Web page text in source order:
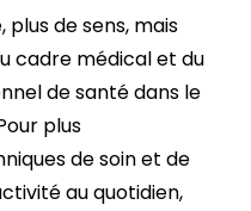
plus de sens, mais
cadre médical et du
de santé dans le
plus
de soin et de
au quotidien,